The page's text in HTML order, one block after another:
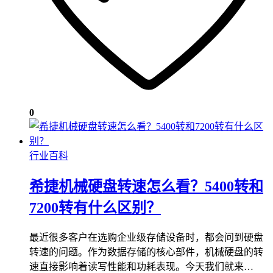
0
行业百科
希捷机械硬盘转速怎么看？5400转和
7200转有什么区别？
最近很多客户在选购企业级存储设备时，都会问到硬盘
转速的问题。作为数据存储的核心部件，机械硬盘的转
速直接影响着读写性能和功耗表现。今天我们就来…